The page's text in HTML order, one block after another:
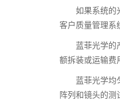
如果系统的
客户质量管理系
蓝菲光学的
额拆装或运输费
蓝菲光学均
阵列和镜头的测